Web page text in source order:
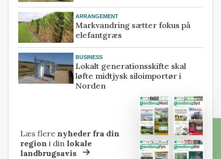
ARRANGEMENT
Markvandring sætter fokus på
elefantgræs
BUSINESS
Lokalt generationsskifte skal
løfte midtjysk siloimportør i
Norden
Læs flere nyheder fra din
region i dinlokale
landbrugsavis